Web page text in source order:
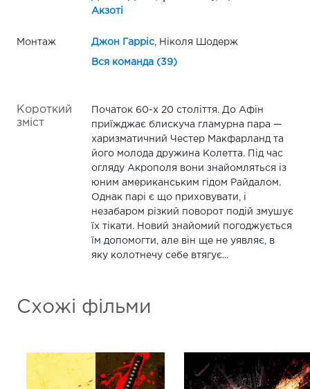
Акзоті
Монтаж Джон Гарріс, Ніколя Шодерж
Вся команда (39)
Короткий
зміст
Початок 60-х 20 століття. До Афін
приїжджає блискуча гламурна пара —
харизматичний Честер Макфарланд та
його молода дружина Колетта. Під час
огляду Акрополя вони знайомляться із
юним американським гідом Райдалом.
Однак парі є що приховувати, і
незабаром різкий поворот подій змушує
їх тікати. Новий знайомий погоджується
їм допомогти, але він ще не уявляє, в
яку колотнечу себе втягує...
Схожі фільми